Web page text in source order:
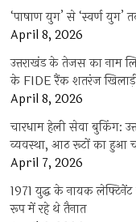
‘पाषाण युग’ से ‘स्वर्ण
April 8, 2026
उत्तराखंड के तेजस का नाम
के FIDE रैंक शतरंज
April 8, 2026
चारधाम हेली सेवा बुकिंग:
व्यवस्था, आठ रूटों का हुआ
April 7, 2026
1971 युद्ध के नायक
रूप में रहे थे तैनात